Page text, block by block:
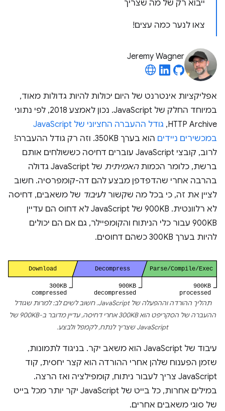
ייבוא רק של מה שצריך
צאו לנער כמה עצים!
Jeremy Wagner
אפליקציות אינטרנט של היום יכולות להיות גדולות מאוד,
במיוחד החלק של JavaScript. נכון לאמצע 2018, לפי נתוני
HTTP Archive,
גודל ההעברה החציוני של JavaScript
במכשירים ניידים
הוא בערך 350KB. וזה רק גודל ההעברה!
לרוב, קובצי JavaScript עוברים דחיסה כששולחים אותם
ברשת, כלומר הכמותהאמיתית
של JavaScript גדולה
בהרבה אחרי שהדפדפן מבצע להם דה-קומפרסיה. חשוב
לציין את זה, כי בכל מה שקשור לעיבוד של משאבים, דחיסה
לא רלוונטית. ‫900KB של JavaScript לא דחוס הם עדיין
900KB עבור כלי הניתוח והקומפיילר, גם אם הם יכולים
להיות בערך 300KB כשהם דחוסים.
תהליך ההורדה וההפעלה של JavaScript. חשוב לשים לב: למרות שגודל
ההעברה של הסקריפט הוא 300KB אחרי דחיסה, עדיין מדובר ב-900KB של
JavaScript שצריך לנתח, לקמפל ולבצע.
עיבוד של JavaScript הוא משאב יקר. בניגוד לתמונות,
שזמן הפענוח שלהן אחרי ההורדה הוא קצר יחסית, קוד
JavaScript צריך לעבור ניתוח, קומפילציה ואז הרצה.
במילים אחרות, כל בייט של JavaScript יקר יותר מכל בייט
של סוגי משאבים אחרים.